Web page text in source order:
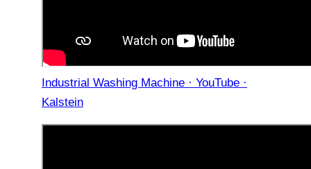
Industrial Washing Machine · YouTube ·
Kalstein